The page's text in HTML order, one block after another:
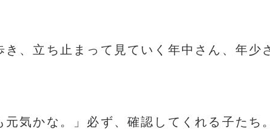
き、立ち止まって見ていく年中さん、年少
元気かな。」必ず、確認してくれる子たち